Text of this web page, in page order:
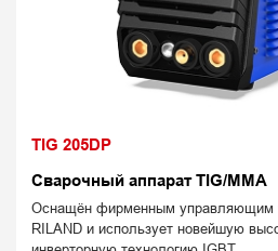
TIG 205DP
Сварочный аппарат TIG/MMA
Оснащён фирменным управляющим
RILAND и использует новейшую